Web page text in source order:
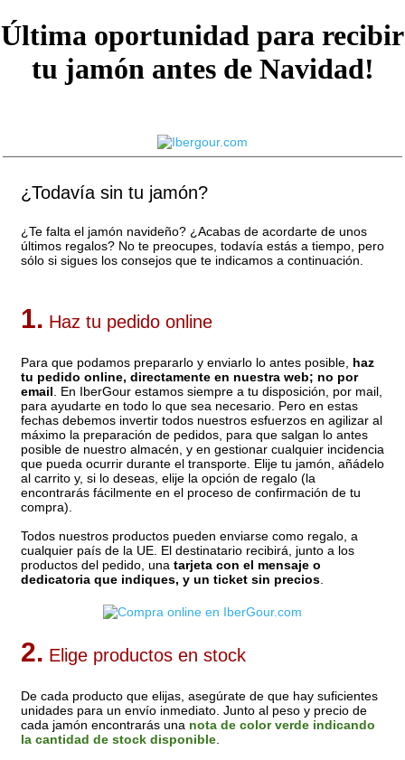
Última oportunidad para recibir
tu jamón antes de Navidad!
¿Todavía sin tu jamón?
¿Te falta el jamón navideño? ¿Acabas de acordarte de unos
últimos regalos? No te preocupes, todavía estás a tiempo, pero
sólo si sigues los consejos que te indicamos a continuación.
1. Haz tu pedido online
Para que podamos prepararlo y enviarlo lo antes posible, haz
tu pedido online, directamente en nuestra web; no por
email . En IberGour estamos siempre a tu disposición, por mail,
para ayudarte en todo lo que sea necesario. Pero en estas
fechas debemos invertir todos nuestros esfuerzos en agilizar al
máximo la preparación de pedidos, para que salgan lo antes
posible de nuestro almacén, y en gestionar cualquier incidencia
que pueda ocurrir durante el transporte. Elije tu jamón, añádelo
al carrito y, si lo deseas, elije la opción de regalo (la
encontrarás fácilmente en el proceso de confirmación de tu
compra).
Todos nuestros productos pueden enviarse como regalo, a
cualquier país de la UE. El destinatario recibirá, junto a los
productos del pedido, una tarjeta con el mensaje o
dedicatoria que indiques, y un ticket sin precios
2. Elige productos en stock
De cada producto que elijas, asegúrate de que hay suficientes
unidades para un envío inmediato. Junto al peso y precio de
cada jamón encontrarás una nota de color verde indicando
la cantidad de stock disponible